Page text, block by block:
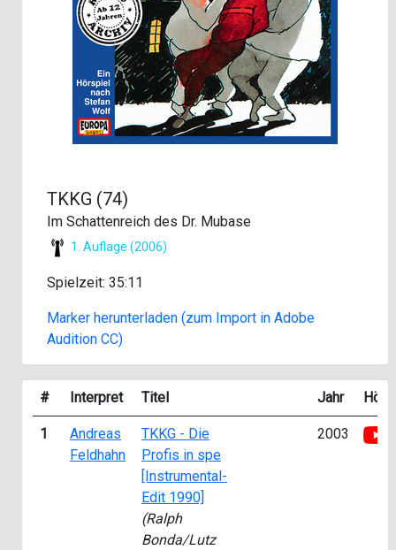
TKKG (74)
Im Schattenreich des Dr. Mubase
1. Auflage (2006)
Spielzeit: 35:11
Marker herunterladen (zum Import in Adobe
Audition CC)
# Interpret Titel Jahr
1
Andreas
Feldhahn
TKKG - Die
Profis in spe
[Instrumental-
Edit 1990]
(Ralph
Bonda/Lutz
2003